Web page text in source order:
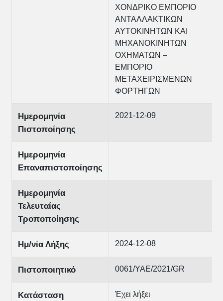
ΧΟΝΔΡΙΚΟ ΕΜΠΟΡΙΟ
ΑΝΤΑΛΛΑΚΤΙΚΩΝ
ΑΥΤΟΚΙΝΗΤΩΝ ΚΑΙ
ΜΗΧΑΝΟΚΙΝΗΤΩΝ
ΟΧΗΜΑΤΩΝ –
ΕΜΠΟΡΙΟ
ΜΕΤΑΧΕΙΡΙΣΜΕΝΩΝ
ΦΟΡΤΗΓΩΝ
Ημερομηνία
Πιστοποίησης
2021-12-09
Ημερομηνία
Επαναπιστοποίησης
Ημερομηνία
Τελευταίας
Τροποποίησης
Ημ/νία Λήξης 2024-12-08
Πιστοποιητικό 0061/ΥΑΕ/2021/GR
Κατάσταση Έχει λήξει